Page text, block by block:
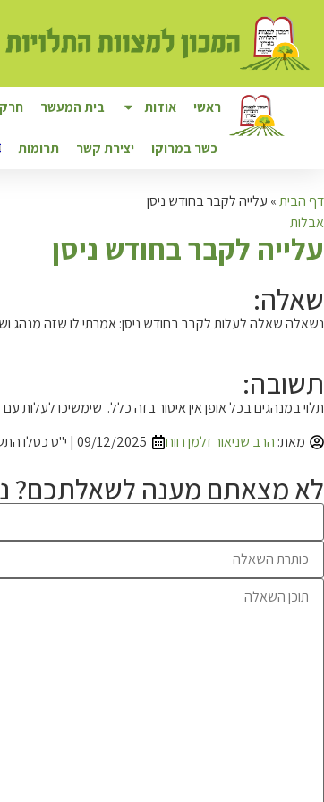
ראשי אודות בית המעשר
כשר במרוקו יצירת קשר תרומות
דף הבית» עלייה לקבר בחודש ניסן
אבלות
עלייה לקבר בחודש ניסן
שאלה:
נשאלה שאלה לעלות לקבר בחודש ניסן: אמרתי לו שזה מנהג
תשובה:
תלוי במנהגים בכל אופן אין איסור בזה כלל. שימשיכו לעלות עם
מאת: הרב שניאור זלמן רווח 09/12/2025 | י"ט כסלו התשפ"ו
לא מצאתם מענה לשאלתכם?